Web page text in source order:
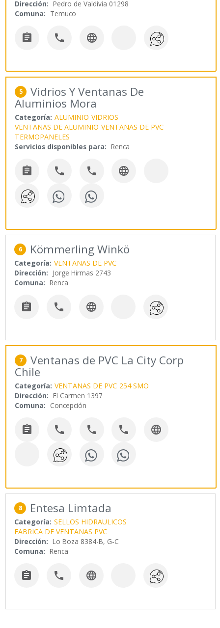
Dirección: Pedro de Valdivia 01298
Comuna: Temuco
  
5 Vidrios Y Ventanas De
Aluminios Mora
Categoría: ALUMINIO VIDRIOS
VENTANAS DE ALUMINIO VENTANAS DE PVC
TERMOPANELES
Servicios disponibles para: Renca
   
6 Kömmerling Winkö
Categoría: VENTANAS DE PVC
Dirección: Jorge Hirmas 2743
Comuna: Renca
  
7 Ventanas de PVC La City Corp
Chile
Categoría: VENTANAS DE PVC 254 SMO
Dirección: El Carmen 1397
Comuna: Concepción
    
8 Entesa Limtada
Categoría: SELLOS HIDRAULICOS
FABRICA DE VENTANAS PVC
Dirección: Lo Boza 8384-B, G-C
Comuna: Renca
  